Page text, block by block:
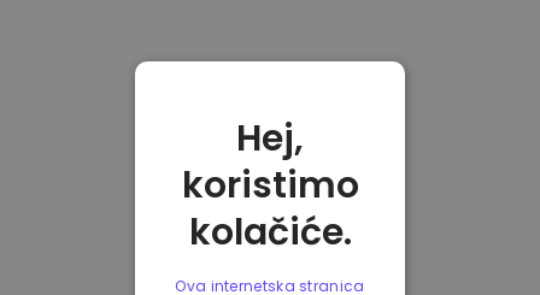
Hej,
koristimo
kolačiće.
Ova internetska stranica